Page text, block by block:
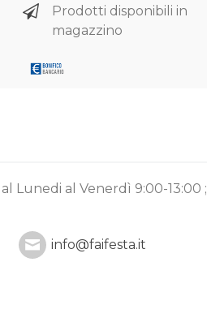
Prodotti disponibili in
magazzino
Lunedi al Venerdì 9:00-13:00 ;
info@faifesta.it